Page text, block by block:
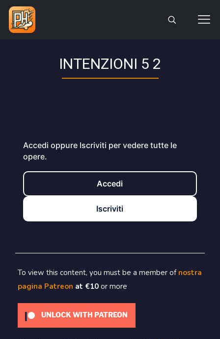
INTENZIONI 5 2
Accedi oppure Iscriviti per vedere tutte le
opere.
Accedi
Iscriviti
To view this content, you must be a member of nostra
pagina Patreon at €10 or more
UNLOCK WITH PATREON